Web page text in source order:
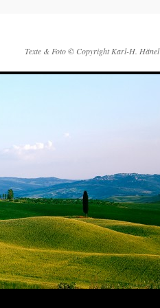
Texte & Foto © Copyright Karl-H. Hänel